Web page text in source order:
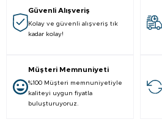
Güvenli Alışveriş
Kolay ve güvenli alışveriş tık
kadar kolay!
Müşteri Memnuniyeti
%100 Müşteri memnuniyetiyle
kaliteyi uygun fiyatla
buluşturuyoruz.